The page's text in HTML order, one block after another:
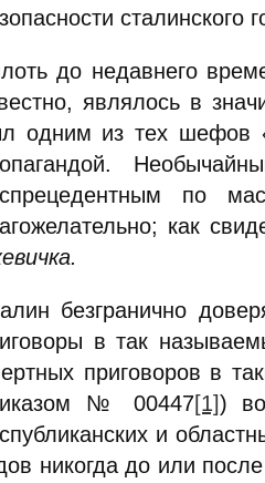
до недавнего
являлось в
одним из тех шефов
по
как
.
безгранично
в так
приговоров в
№ 00447[1])
и
никогда до или